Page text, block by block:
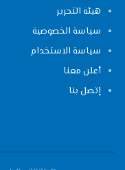
هيئة التحرير
سياسة الخصوصية
سياسة الاستخدام
أعلن معنا
إتصل بنا